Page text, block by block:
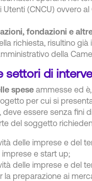
(CNCU) ovvero
fondazioni e
richiesta, risultino
della
settori di
spese ammesse ed
per cui si
deve essere senza fini
del soggetto
delle imprese e del
e start up;
delle imprese e del
la preparazione ai